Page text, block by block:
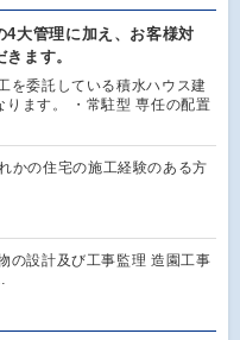
大管理に加え、お客様対
ます。
を委託している積水ハウス建
ます。 ・常駐型 専任の配置
かの住宅の施工経験のある方
の設計及び工事監理 造園工事